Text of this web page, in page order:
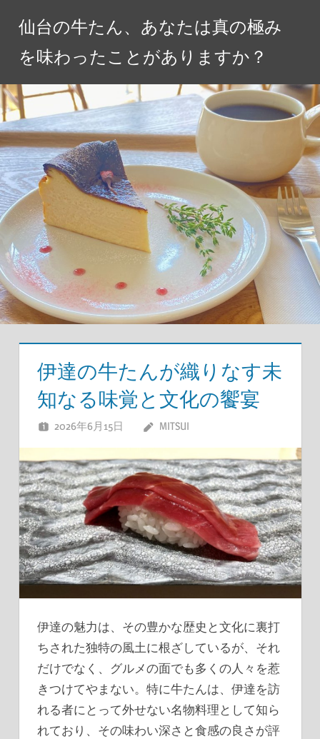
ツ
へ
ス
キ
ッ
プ
仙台の牛たん、あなたは真の極み
を味わったことがありますか？
伊達の牛たんが織りなす未
知なる味覚と文化の饗宴
2026年6月15日 MITSUI
伊達の魅力は、その豊かな歴史と文化に裏打
ちされた独特の風土に根ざしているが、それ
だけでなく、グルメの面でも多くの人々を惹
きつけてやまない。 特に牛たんは、伊達を訪
れる者にとって外せない名物料理として知ら
れており、その味わい深さと食感の良さが評